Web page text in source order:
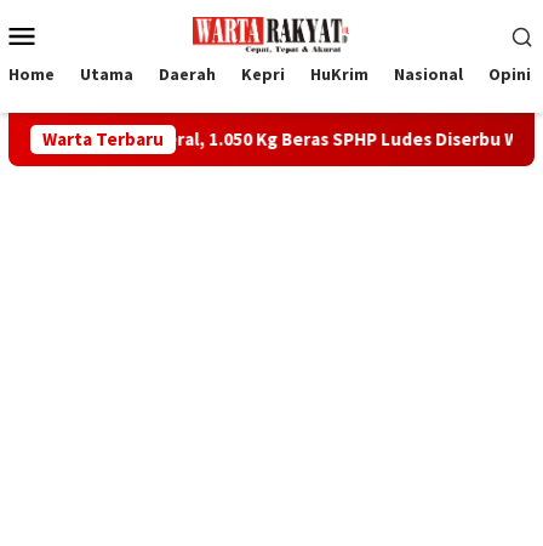
ke
Mobile
Home Utama Daerah Kepri HuKrim Nasional Opini
Warta Terbaru
Meral, 1.050 Kg Beras SPHP Ludes Diserbu Warga PS